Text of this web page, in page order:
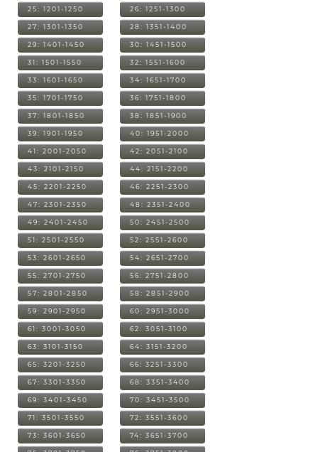
25: 1201-1250 26: 1251-1300
27: 1301-1350 28: 1351-1400
29: 1401-1450 30: 1451-1500
31: 1501-1550 32: 1551-1600
33: 1601-1650 34: 1651-1700
35: 1701-1750 36: 1751-1800
37: 1801-1850 38: 1851-1900
39: 1901-1950 40: 1951-2000
41: 2001-2050 42: 2051-2100
43: 2101-2150 44: 2151-2200
45: 2201-2250 46: 2251-2300
47: 2301-2350 48: 2351-2400
49: 2401-2450 50: 2451-2500
51: 2501-2550 52: 2551-2600
53: 2601-2650 54: 2651-2700
55: 2701-2750 56: 2751-2800
57: 2801-2850 58: 2851-2900
59: 2901-2950 60: 2951-3000
61: 3001-3050 62: 3051-3100
63: 3101-3150 64: 3151-3200
65: 3201-3250 66: 3251-3300
67: 3301-3350 68: 3351-3400
69: 3401-3450 70: 3451-3500
71: 3501-3550 72: 3551-3600
73: 3601-3650 74: 3651-3700